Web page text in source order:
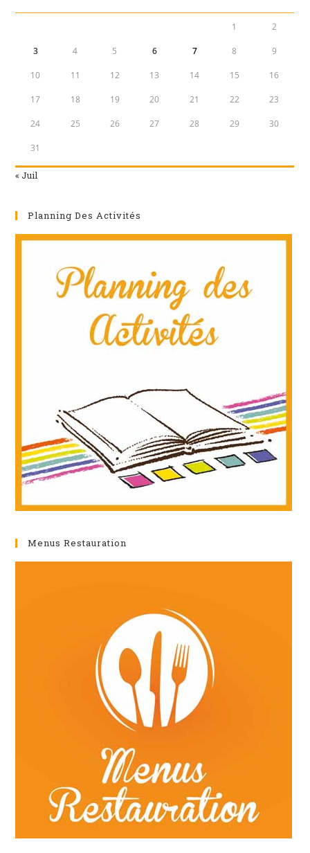
1 2
3 4 5 6 7 8 9
10 11 12 13 14 15 16
17 18 19 20 21 22 23
24 25 26 27 28 29 30
31
« Juil
Planning Des Activités
Menus Restauration